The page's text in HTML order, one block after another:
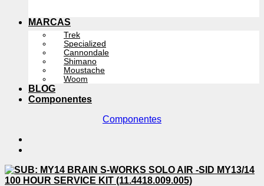
MARCAS
Trek
Specialized
Cannondale
Shimano
Moustache
Woom
BLOG
Componentes
Componentes